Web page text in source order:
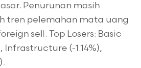
Penurunan masih
tren pelemahan mata uang
sell. Top Losers: Basic
Infrastructure (-1.14%),